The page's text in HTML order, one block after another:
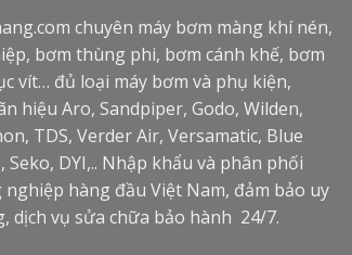
chuyên máy bơm màng khí nén,
bơm thùng phi, bơm cánh khế, bơm
vít… đủ loại máy bơm và phụ kiện,
hiệu Aro, Sandpiper, Godo, Wilden,
TDS, Verder Air, Versamatic, Blue
DYI,.. Nhập khẩu và phân phối
nghiệp hàng đầu Việt Nam, đảm bảo uy
dịch vụ sửa chữa bảo hành 24/7.